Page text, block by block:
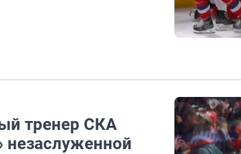
тренер СКА
незаслуженной